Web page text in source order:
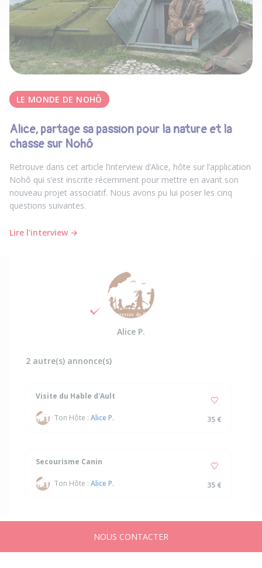
LE MONDE DE NOHÔ
Alice, partage sa passion pour la nature et la
chasse sur Nohô
Retrouve dans cet article l’interview d’Alice, hôte sur l’application
Nohô qui s’est inscrite récemment pour mettre en avant son
nouveau projet associatif. Nous avons pu lui poser les cinq
questions suivantes.
Lire l'interview →
Alice P.
2 autre(s) annonce(s)
Visite du Hable d'Ault
Ton Hôte : Alice P. 35 €
Secourisme Canin
Ton Hôte : Alice P. 35 €
NOUS CONTACTER
Annonces Messages Publier